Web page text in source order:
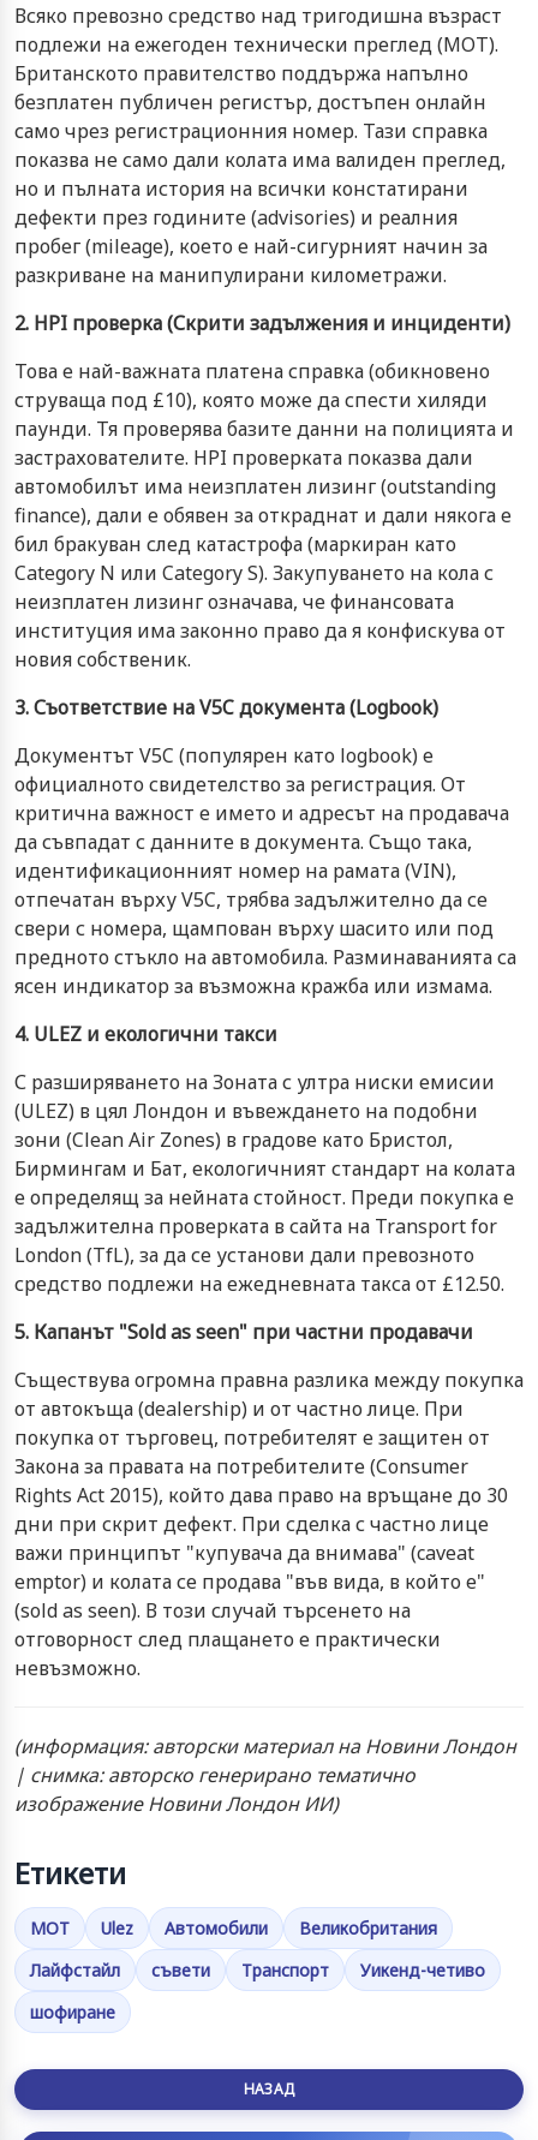
Всяко превозно средство над тригодишна възраст
подлежи на ежегоден технически преглед (MOT).
Британското правителство поддържа напълно
безплатен публичен регистър, достъпен онлайн
само чрез регистрационния номер. Тази справка
показва не само дали колата има валиден преглед,
но и пълната история на всички констатирани
дефекти през годините (advisories) и реалния
пробег (mileage), което е най-сигурният начин за
разкриване на манипулирани километражи.
2. HPI проверка (Скрити задължения и инциденти)
Това е най-важната платена справка (обикновено
струваща под £10), която може да спести хиляди
паунди. Тя проверява базите данни на полицията и
застрахователите. HPI проверката показва дали
автомобилът има неизплатен лизинг (outstanding
finance), дали е обявен за откраднат и дали някога е
бил бракуван след катастрофа (маркиран като
Category N или Category S). Закупуването на кола с
неизплатен лизинг означава, че финансовата
институция има законно право да я конфискува от
новия собственик.
3. Съответствие на V5C документа (Logbook)
Документът V5C (популярен като logbook) е
официалното свидетелство за регистрация. От
критична важност е името и адресът на продавача
да съвпадат с данните в документа. Също така,
идентификационният номер на рамата (VIN),
отпечатан върху V5C, трябва задължително да се
свери с номера, щампован върху шасито или под
предното стъкло на автомобила. Разминаванията са
ясен индикатор за възможна кражба или измама.
4. ULEZ и екологични такси
С разширяването на Зоната с ултра ниски емисии
(ULEZ) в цял Лондон и въвеждането на подобни
зони (Clean Air Zones) в градове като Бристол,
Бирмингам и Бат, екологичният стандарт на колата
е определящ за нейната стойност. Преди покупка е
задължителна проверката в сайта на Transport for
London (TfL), за да се установи дали превозното
средство подлежи на ежедневната такса от £12.50.
5. Капанът "Sold as seen" при частни продавачи
Съществува огромна правна разлика между покупка
от автокъща (dealership) и от частно лице. При
покупка от търговец, потребителят е защитен от
Закона за правата на потребителите (Consumer
Rights Act 2015), който дава право на връщане до 30
дни при скрит дефект. При сделка с частно лице
важи принципът "купувача да внимава" (caveat
emptor) и колата се продава "във вида, в който е"
(sold as seen). В този случай търсенето на
отговорност след плащането е практически
невъзможно.
(информация: авторски материал на Новини Лондон
| снимка: авторско генерирано тематично
изображение Новини Лондон ИИ)
Етикети
MOT Ulez Автомобили
Великобритания
Лайфстайл
съвети Транспорт
Уикенд-четиво
шофиране
НАЗАД